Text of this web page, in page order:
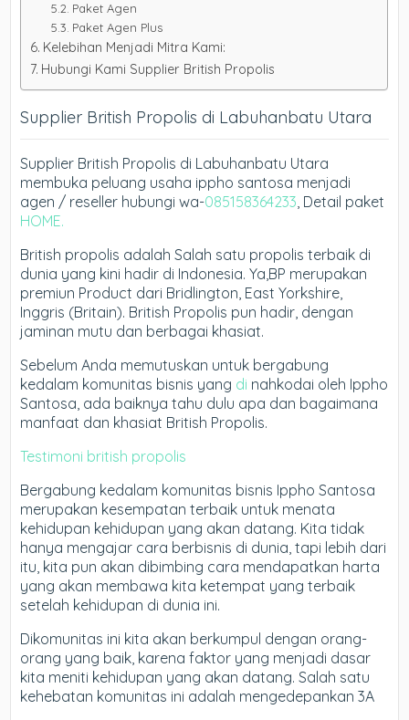
Paket Agen
Paket Agen Plus
Kelebihan Menjadi Mitra Kami:
Hubungi Kami Supplier British Propolis
Supplier British Propolis di Labuhanbatu Utara
Supplier British Propolis di Labuhanbatu Utara
membuka peluang usaha ippho santosa menjadi
agen / reseller hubungi wa-085158364233, Detail paket
HOME.
British propolis adalah Salah satu propolis terbaik di
dunia yang kini hadir di Indonesia. Ya,BP merupakan
premiun Product dari Bridlington, East Yorkshire,
Inggris (Britain). British Propolis pun hadir, dengan
jaminan mutu dan berbagai khasiat.
Sebelum Anda memutuskan untuk bergabung
kedalam komunitas bisnis yang di nahkodai oleh Ippho
Santosa, ada baiknya tahu dulu apa dan bagaimana
manfaat dan khasiat British Propolis.
Testimoni british propolis
Bergabung kedalam komunitas bisnis Ippho Santosa
merupakan kesempatan terbaik untuk menata
kehidupan kehidupan yang akan datang. Kita tidak
hanya mengajar cara berbisnis di dunia, tapi lebih dari
itu, kita pun akan dibimbing cara mendapatkan harta
yang akan membawa kita ketempat yang terbaik
setelah kehidupan di dunia ini.
Dikomunitas ini kita akan berkumpul dengan orang-
orang yang baik, karena faktor yang menjadi dasar
kita meniti kehidupan yang akan datang. Salah satu
kehebatan komunitas ini adalah mengedepankan 3A